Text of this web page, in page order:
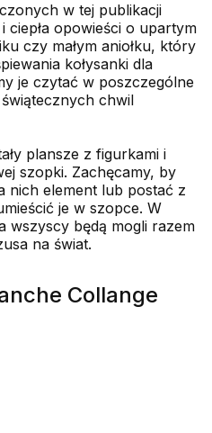
w tej publikacji
ciepła opowieści o upartym
czy małym aniołku, który
kołysanki dla
je czytać w poszczególne
chwil
plansze z figurkami i
szopki. Zachęcamy, by
nich element lub postać z
je w szopce. W
wszyscy będą mogli razem
na świat.
Collange